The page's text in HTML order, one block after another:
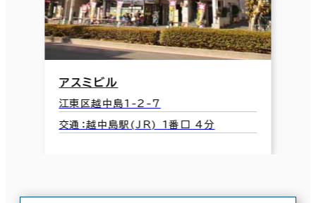
アスミビル
江東区越中島1-2-7
交通：越中島駅(JR) 1番口 4分